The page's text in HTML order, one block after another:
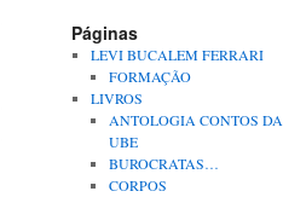
Páginas
LEVI BUCALEM FERRARI
FORMAÇÃO
LIVROS
ANTOLOGIA CONTOS DA
UBE
BUROCRATAS…
CORPOS